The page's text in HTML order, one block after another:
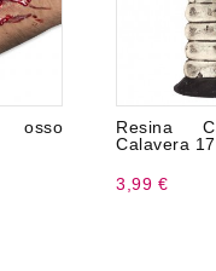
osso
Resina
Calavera
3,99 €